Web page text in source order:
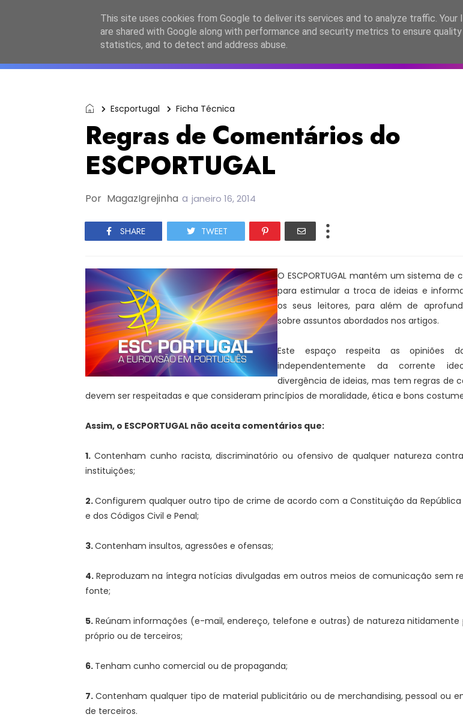
ESC2027 JESC2026 FC2026 EASC2026 PORTUGAL
Escportugal Ficha Técnica
Regras de Comentários do
ESCPORTUGAL
Por MagazIgrejinha a janeiro 16, 2014
SHARE TWEET
O ESCPORTUGAL mantém um sistema de
para estimular a troca de ideias e
os seus leitores, para além de
sobre assuntos abordados nos artigos.
Este espaço respeita as opiniões
independentemente da corrente
divergência de ideias, mas tem regras de
devem ser respeitadas e que consideram princípios de moralidade, ética e bons
Assim, o ESCPORTUGAL não aceita comentários que:
1. Contenham cunho racista, discriminatório ou ofensivo de qualquer natureza
instituições;
2.Configurem qualquer outro tipo de crime de acordo com a Constituição da República
e dos Códigos Civil e Penal;
3.Contenham insultos, agressões e ofensas;
4. Reproduzam na íntegra notícias divulgadas em outros meios de comunicação sem
fonte;
5. Reúnam informações (e-mail, endereço, telefone e outras) de natureza nitidamente
próprio ou de terceiros;
6. Tenham cunho comercial ou de propaganda;
7. Contenham qualquer tipo de material publicitário ou de merchandising, pessoal ou
de terceiros.
This site uses cookies from Google to deliver its services and to analyze traffic. Your
are shared with Google along with performance and security metrics to ensure
statistics, and to detect and address abuse.